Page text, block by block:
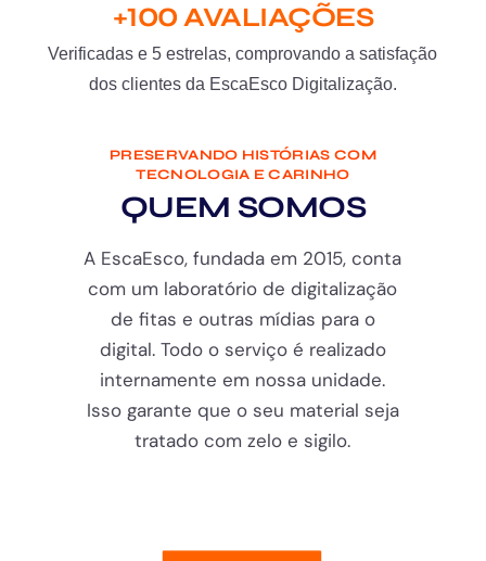
+100 AVALIAÇÕES
Verificadas e 5 estrelas, comprovando a satisfação
dos clientes da EscaEsco Digitalização.
PRESERVANDO HISTÓRIAS COM
TECNOLOGIA E CARINHO
QUEM SOMOS
A EscaEsco, fundada em 2015, conta
com um laboratório de digitalização
de fitas e outras mídias para o
digital. Todo o serviço é realizado
internamente em nossa unidade.
Isso garante que o seu material seja
tratado com zelo e sigilo.